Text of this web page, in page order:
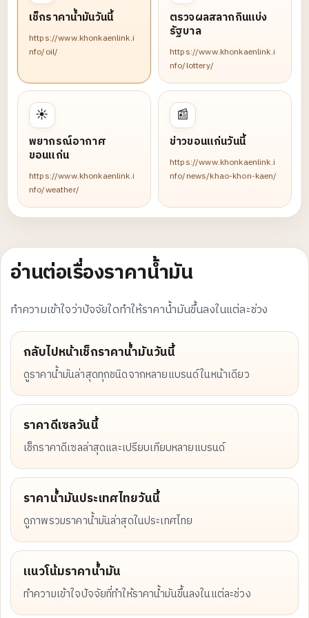
เช็กราคาน้ำมันวันนี้
https://www.khonkaenlink.i
nfo/oil/
ตรวจผลสลากกินแบ่ง
รัฐบาล
https://www.khonkaenlink.i
nfo/lottery/
☀️
พยากรณ์อากาศ
ขอนแก่น
https://www.khonkaenlink.i
nfo/weather/
📰
ข่าวขอนแก่นวันนี้
https://www.khonkaenlink.i
nfo/news/khao-khon-kaen/
อ่านต่อเรื่องราคาน้ำมัน
ทำความเข้าใจว่าปัจจัยใดทำให้ราคาน้ำมันขึ้นลงในแต่ละช่วง
กลับไปหน้าเช็กราคาน้ำมันวันนี้
ดูราคาน้ำมันล่าสุดทุกชนิดจากหลายแบรนด์ในหน้าเดียว
ราคาดีเซลวันนี้
เช็กราคาดีเซลล่าสุดและเปรียบเทียบหลายแบรนด์
ราคาน้ำมันประเทศไทยวันนี้
ดูภาพรวมราคาน้ำมันล่าสุดในประเทศไทย
แนวโน้มราคาน้ำมัน
ทำความเข้าใจปัจจัยที่ทำให้ราคาน้ำมันขึ้นลงในแต่ละช่วง